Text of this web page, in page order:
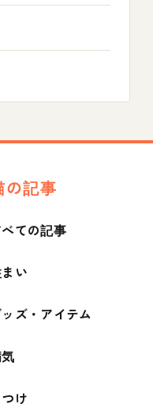
の記事
ての記事
い
ズ・アイテム
つけ